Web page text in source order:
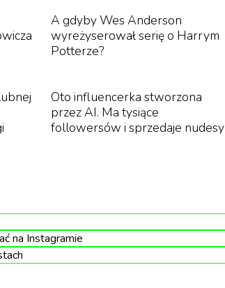
płyta będzie ostatnią.
A gdyby Wes Anderson
wyreżyserował serię o Harrym
Potterze?
Oto influencerka stworzona
przez AI. Ma tysiące
followersów i sprzedaje nudesy
na Instagramie